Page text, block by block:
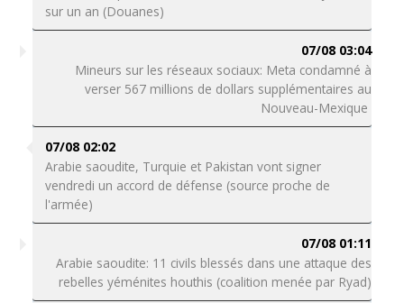
sur un an (Douanes)
07/08 03:04
Mineurs sur les réseaux sociaux: Meta condamné à
verser 567 millions de dollars supplémentaires au
Nouveau-Mexique
07/08 02:02
Arabie saoudite, Turquie et Pakistan vont signer
vendredi un accord de défense (source proche de
l'armée)
07/08 01:11
Arabie saoudite: 11 civils blessés dans une attaque des
rebelles yéménites houthis (coalition menée par Ryad)